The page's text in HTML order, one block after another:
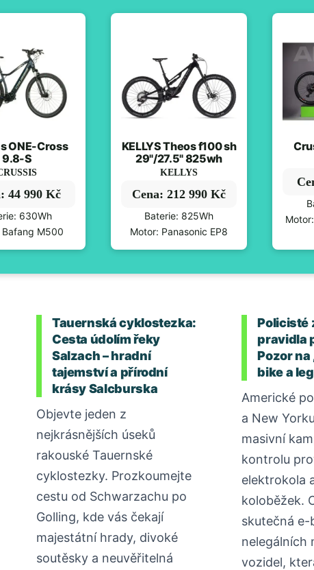
ONE-Cross
9.8-S
44 990 Kč
630Wh
Bafang M500
KELLYS Theos f100 sh
29"/27.5" 825wh
KELLYS
Cena: 212 990 Kč
Baterie: 825Wh
Motor: Panasonic EP8
Tauernská cyklostezka:
Cesta údolím řeky
Salzach – hradní
tajemství a přírodní
krásy Salcburska
Objevte jeden z
nejkrásnějších úseků
rakouské Tauernské
cyklostezky. Prozkoumejte
cestu od Schwarzachu po
Golling, kde vás čekají
majestátní hrady, divoké
soutěsky a neuvěřitelná
Policisté
pravidla
Pozor na
bike a
Americké
a New
masivní
kontrolu
elektrokola
koloběžek.
skutečná e-
nelegálních
vozidel,